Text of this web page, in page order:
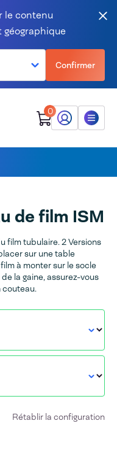
le contenu
Confirmer
0
Mon Audion
Menu
de film ISM
film tubulaire. 2 Versions
sur une table
à monter sur le socle
la gaine, assurez-vous
couteau.
Rétablir la configuration